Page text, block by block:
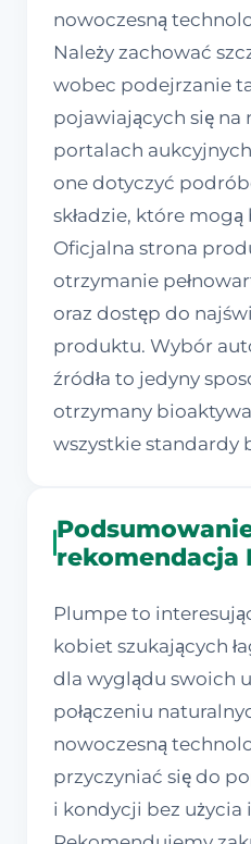
nowoczesną
Należy zachować
wobec podejrzanie
pojawiających się na
portalach
one dotyczyć
składzie, które
Oficjalna strona
otrzymanie
oraz dostęp do
produktu. Wybór
źródła to jedyny
otrzymany
wszystkie standardy
rekomendacja
Plumpe to
kobiet szukających
dla wyglądu swoich
połączeniu
nowoczesną
przyczyniać się do
i kondycji bez użycia